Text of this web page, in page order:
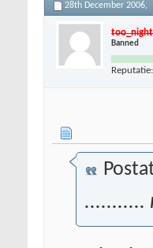
28th December 2006,
too_night
Banned
Reputatie:
...........